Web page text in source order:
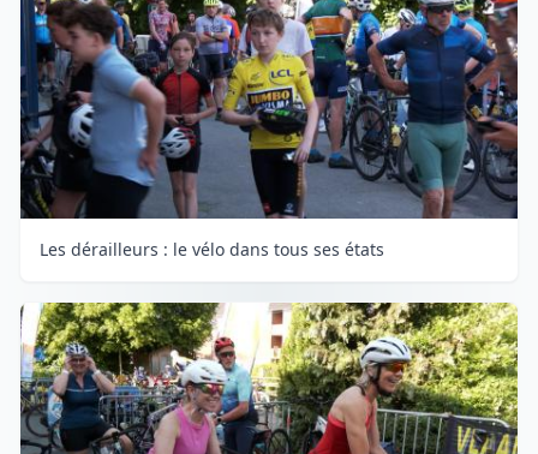
Les dérailleurs : le vélo dans tous ses états